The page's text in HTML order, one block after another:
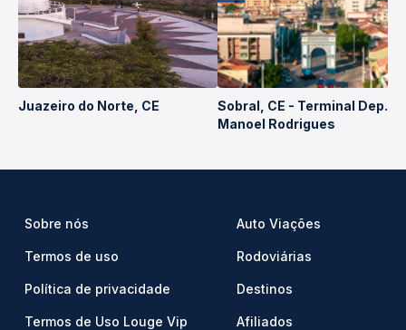
Juazeiro do Norte, CE
Sobral, CE - Terminal Dep.
Manoel Rodrigues
Sobre nós
Termos de uso
Política de privacidade
Termos de Uso Louge Vip
Auto Viações
Rodoviárias
Destinos
Afiliados